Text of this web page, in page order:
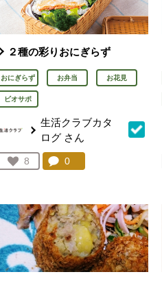
２種の彩りおにぎらず
おにぎらず お弁当 お花見
ビオサポ
生活クラブカタ
ログ さん
お気に入り登録：
8
人が登録
コメント：
0